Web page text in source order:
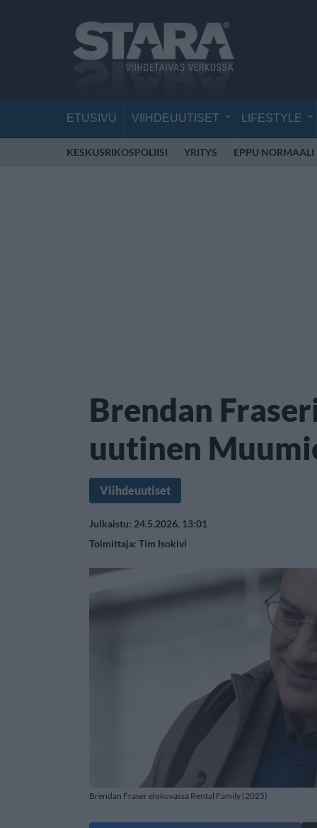
ETUSIVU VIIHDEUUTISET LIFESTYLE
KESKUSRIKOSPOLIISI YRITYS EPPU NORMAALI
Brendan
uutinen
Viihdeuutiset
Julkaistu: 24.5.2026, 13:01
Toimittaja: Tim Isokivi
Brendan Fraser elokuvassa Rental Family (2025)